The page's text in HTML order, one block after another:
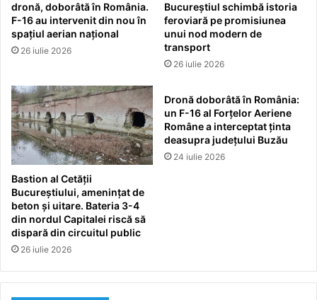
dronă, doborâtă în România.
F-16 au intervenit din nou în
spațiul aerian național
26 iulie 2026
Bucureștiul schimbă istoria
feroviară pe promisiunea
unui nod modern de
transport
26 iulie 2026
Bastion al Cetății
Bucureștiului, amenințat de
beton și uitare. Bateria 3-4
din nordul Capitalei riscă să
dispară din circuitul public
26 iulie 2026
Dronă doborâtă în România:
un F-16 al Forțelor Aeriene
Române a interceptat ținta
deasupra județului Buzău
24 iulie 2026